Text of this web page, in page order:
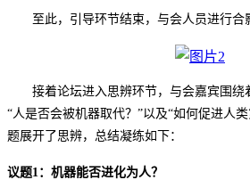
至此，引导环节结束，与会人员进行合
接着论坛进入思辨环节，与会嘉宾围绕
“人是否会被机器取代？”以及“如何促进人
题展开了思辨，总结凝练如下：
议题1：机器能否进化为人？